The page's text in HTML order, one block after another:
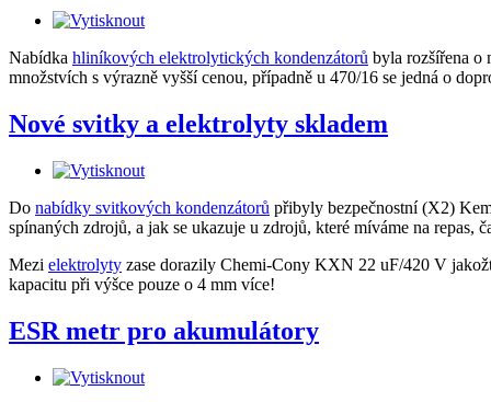
Nabídka hliníkových elektrolytických kondenzátorů byla rozšířena
množstvích s výrazně vyšší cenou, případně u 470/16 se jedná o
Nové svitky a elektrolyty skladem
Do nabídky svitkových kondenzátorů přibyly bezpečnostní (X2)
spínaných zdrojů, a jak se ukazuje u zdrojů, které míváme na repas,
Mezi elektrolyty zase dorazily Chemi-Cony KXN 22 uF/420 V
kapacitu při výšce pouze o 4 mm více!
ESR metr pro akumulátory